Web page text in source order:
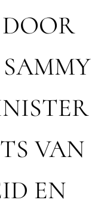
VAN
EN